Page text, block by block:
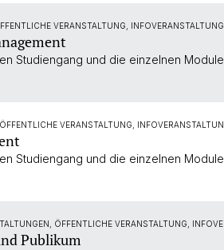
VERANSTALTUNG,
Studiengang und die einzelnen
VERANSTALTUNG,
Studiengang und die einzelnen
ÖFFENTLICHE VERANSTALTUNG,
Publikum